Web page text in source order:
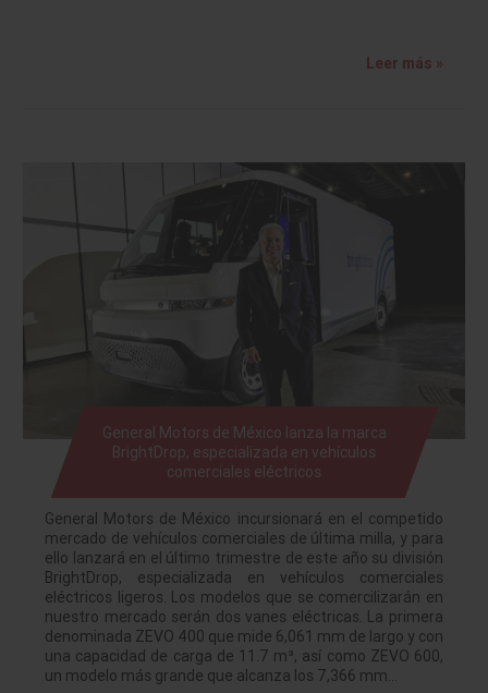
Leer más »
General Motors de México lanza la marca
BrightDrop, especializada en vehículos
comerciales eléctricos
General Motors de México incursionará en el competido
mercado de vehículos comerciales de última milla, y para
ello lanzará en el último trimestre de este año su división
BrightDrop, especializada en vehículos comerciales
eléctricos ligeros. Los modelos que se comercilizarán en
nuestro mercado serán dos vanes eléctricas. La primera
denominada ZEVO 400 que mide 6,061 mm de largo y con
una capacidad de carga de 11.7 m³, así como ZEVO 600,
un modelo más grande que alcanza los 7,366 mm…